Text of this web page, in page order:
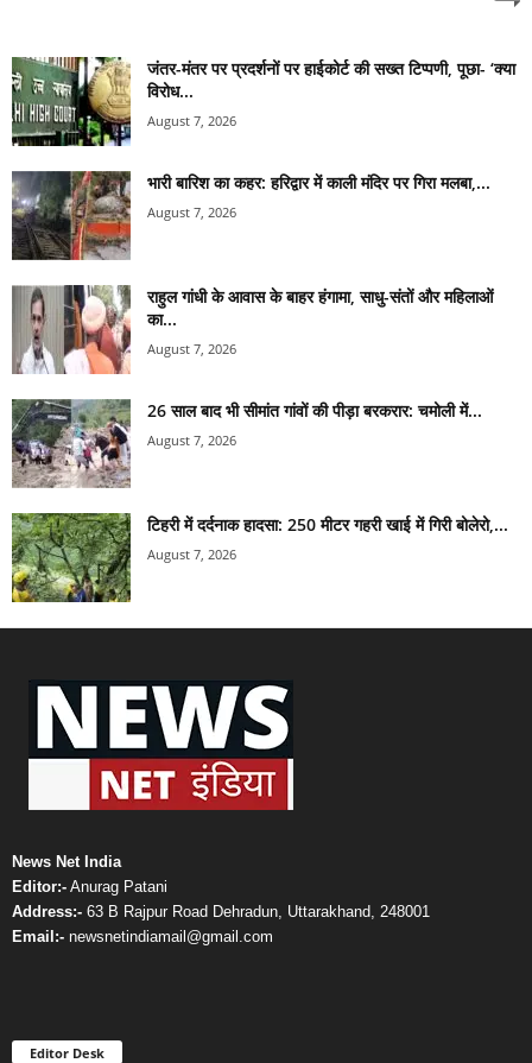
जंतर-मंतर पर प्रदर्शनों पर हाईकोर्ट की सख्त टिप्पणी, पूछा- ‘क्या
विरोध...
August 7, 2026
भारी बारिश का कहर: हरिद्वार में काली मंदिर पर गिरा मलबा,...
August 7, 2026
राहुल गांधी के आवास के बाहर हंगामा, साधु-संतों और महिलाओं
का...
August 7, 2026
26 साल बाद भी सीमांत गांवों की पीड़ा बरकरार: चमोली में...
August 7, 2026
टिहरी में दर्दनाक हादसा: 250 मीटर गहरी खाई में गिरी बोलेरो,...
August 7, 2026
News Net India
Editor:- Anurag Patani
Address:- 63 B Rajpur Road Dehradun, Uttarakhand, 248001
Email:- newsnetindiamail@gmail.com
Editor Desk